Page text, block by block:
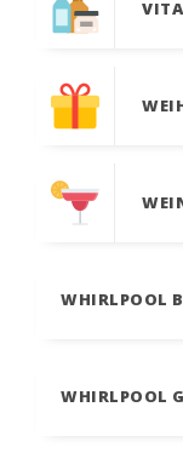
WHIRLPOOL
WHIRLPOOL